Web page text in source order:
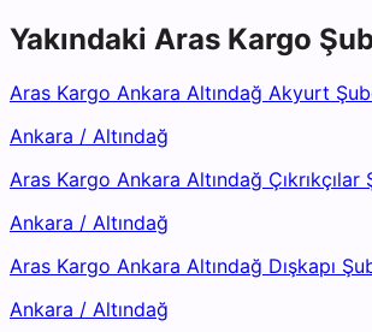
Yakındaki Aras Kargo
Aras Kargo Ankara Altındağ Akyurt
Ankara / Altındağ
Aras Kargo Ankara Altındağ Çıkrıkçılar
Ankara / Altındağ
Aras Kargo Ankara Altındağ Dışkapı
Ankara / Altındağ